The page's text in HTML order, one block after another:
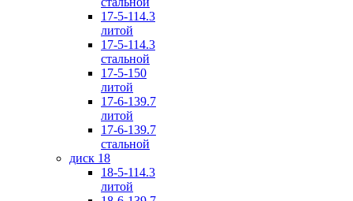
17-5-114.3
литой
17-5-114.3
стальной
17-5-150
литой
17-6-139.7
литой
17-6-139.7
стальной
диск 18
18-5-114.3
литой